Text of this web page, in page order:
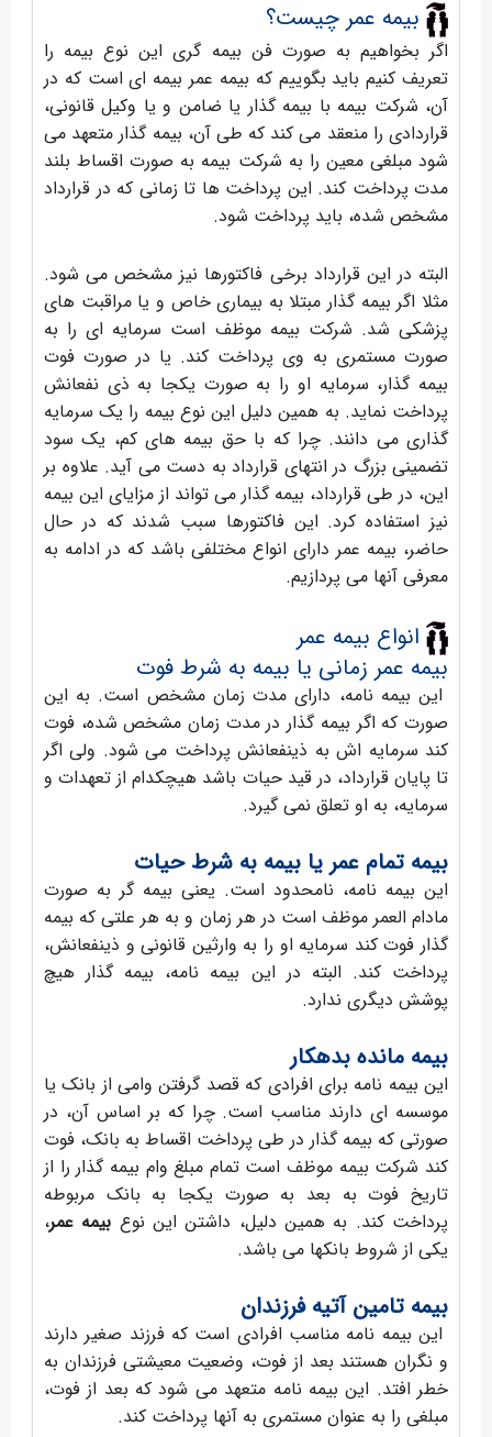
بیمه عمر چیست؟
اگر بخواهیم به صورت فن بیمه گری این نوع بیمه را
تعریف کنیم باید بگوییم که بیمه عمر بیمه ای است که در
آن، شرکت بیمه با بیمه گذار یا ضامن و یا وکیل قانونی،
قراردادی را منعقد می کند که طی آن، بیمه گذار متعهد می
شود مبلغی معین را به شرکت بیمه به صورت اقساط بلند
مدت پرداخت کند. این پرداخت ها تا زمانی که در قرارداد
مشخص شده، باید پرداخت شود.
البته در این قرارداد برخی فاکتورها نیز مشخص می شود.
مثلا اگر بیمه گذار مبتلا به بیماری خاص و یا مراقبت های
پزشکی شد. شرکت بیمه موظف است سرمایه ای را به
صورت مستمری به وی پرداخت کند. یا در صورت فوت
بیمه گذار، سرمایه او را به صورت یکجا به ذی نفعانش
پرداخت نماید. به همین دلیل این نوع بیمه را یک سرمایه
گذاری می دانند. چرا که با حق بیمه های کم، یک سود
تضمینی بزرگ در انتهای قرارداد به دست می آید. علاوه بر
این، در طی قرارداد، بیمه گذار می تواند از مزایای این بیمه
نیز استفاده کرد. این فاکتورها سبب شدند که در حال
حاضر، بیمه عمر دارای انواع مختلفی باشد که در ادامه به
معرفی آنها می پردازیم.
انواع بیمه عمر
بیمه عمر زمانی یا بیمه به شرط فوت
این بیمه نامه، دارای مدت زمان مشخص است. به این
صورت که اگر بیمه گذار در مدت زمان مشخص شده، فوت
کند سرمایه اش به ذینفعانش پرداخت می شود. ولی اگر
تا پایان قرارداد، در قید حیات باشد هیچکدام از تعهدات و
سرمایه، به او تعلق نمی گیرد.
بیمه تمام عمر یا بیمه به شرط حیات
این بیمه نامه، نامحدود است. یعنی بیمه گر به صورت
مادام العمر موظف است در هر زمان و به هر علتی که بیمه
گذار فوت کند سرمایه او را به وارثین قانونی و ذینفعانش،
پرداخت کند. البته در این بیمه نامه، بیمه گذار هیچ
پوشش دیگری ندارد.
بیمه مانده بدهکار
این بیمه نامه برای افرادی که قصد گرفتن وامی از بانک یا
موسسه ای دارند مناسب است. چرا که بر اساس آن، در
صورتی که بیمه گذار در طی پرداخت اقساط به بانک، فوت
کند شرکت بیمه موظف است تمام مبلغ وام بیمه گذار را از
تاریخ فوت به بعد به صورت یکجا به بانک مربوطه
پرداخت کند. به همین دلیل، داشتن این نوع بیمه عمر،
یکی از شروط بانکها می باشد.
بیمه تامین آتیه فرزندان
این بیمه نامه مناسب افرادی است که فرزند صغیر دارند
و نگران هستند بعد از فوت، وضعیت معیشتی فرزندان به
خطر افتد. این بیمه نامه متعهد می شود که بعد از فوت،
مبلغی را به عنوان مستمری به آنها پرداخت کند.